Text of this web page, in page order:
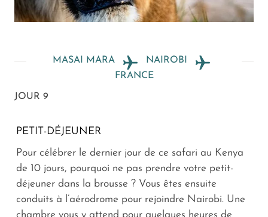
MASAI MARA
NAIROBI
FRANCE
JOUR 9
PETIT-DÉJEUNER
Pour célébrer le dernier jour de ce safari au Kenya
de 10 jours, pourquoi ne pas prendre votre petit-
déjeuner dans la brousse ? Vous êtes ensuite
conduits à l’aérodrome pour rejoindre Nairobi. Une